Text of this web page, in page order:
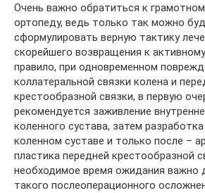
Очень важно обратиться к
ортопеду, ведь только так можно
сформулировать верную тактику
скорейшего возвращения к
правило, при одновременном
коллатеральной связки колена и
крестообразной связки, в первую
рекомендуется заживление
коленного сустава, затем
коленном суставе и только после –
пластика передней крестообразной
необходимое время ожидания важно
такого послеоперационного